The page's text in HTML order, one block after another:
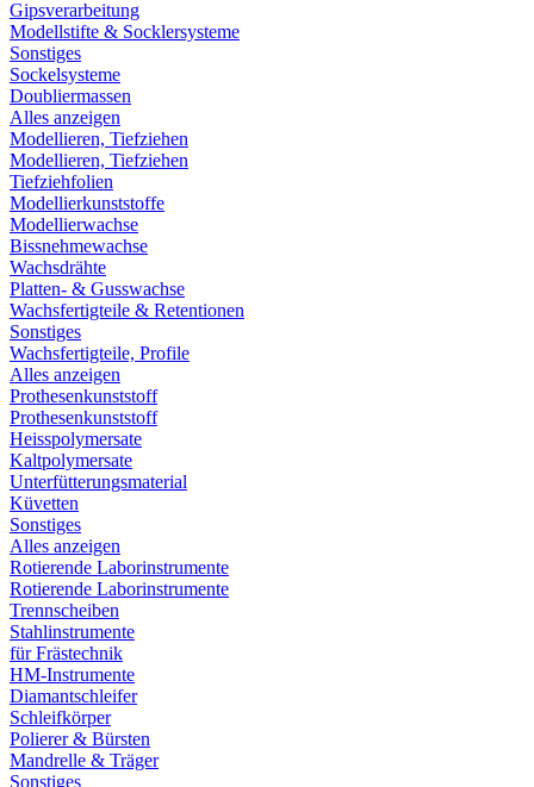
Gipsverarbeitung
Modellstifte & Socklersysteme
Sonstiges
Sockelsysteme
Doubliermassen
Alles anzeigen
Modellieren, Tiefziehen
Modellieren, Tiefziehen
Tiefziehfolien
Modellierkunststoffe
Modellierwachse
Bissnehmewachse
Wachsdrähte
Platten- & Gusswachse
Wachsfertigteile & Retentionen
Sonstiges
Wachsfertigteile, Profile
Alles anzeigen
Prothesenkunststoff
Prothesenkunststoff
Heisspolymersate
Kaltpolymersate
Unterfütterungsmaterial
Küvetten
Sonstiges
Alles anzeigen
Rotierende Laborinstrumente
Rotierende Laborinstrumente
Trennscheiben
Stahlinstrumente
für Frästechnik
HM-Instrumente
Diamantschleifer
Schleifkörper
Polierer & Bürsten
Mandrelle & Träger
Sonstiges